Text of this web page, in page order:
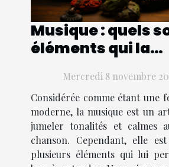
Musique : quels
éléments qui la
Mercredi 8 novembre
Considérée comme étant une
moderne, la musique est un
jumeler tonalités et calmes
chanson. Cependant, elle
plusieurs éléments qui lui